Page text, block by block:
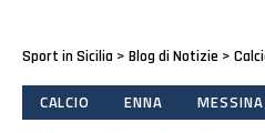
Sport in Sicilia > Blog di Notizie >
CALCIO ENNA MESSINA